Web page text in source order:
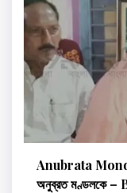
Anubrata
অনুব্রত মণ্ডলকে